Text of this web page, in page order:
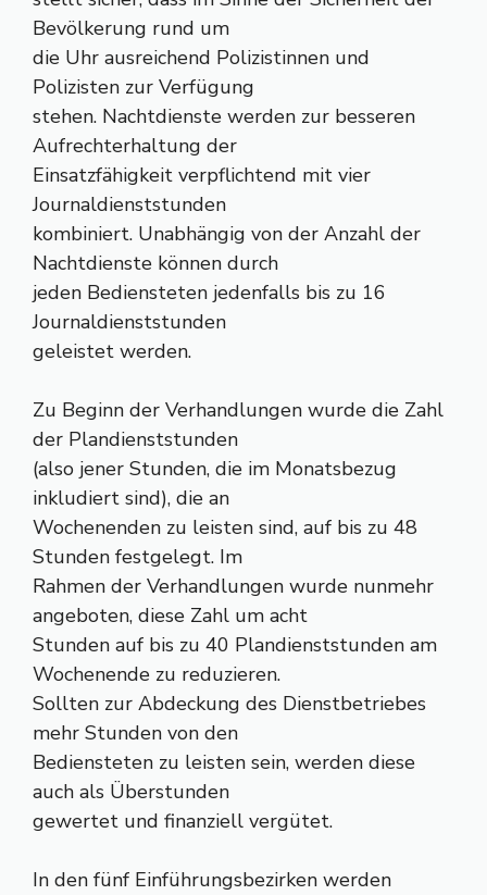
Bevölkerung rund um
die Uhr ausreichend Polizistinnen und
Polizisten zur Verfügung
stehen. Nachtdienste werden zur besseren
Aufrechterhaltung der
Einsatzfähigkeit verpflichtend mit vier
Journaldienststunden
kombiniert. Unabhängig von der Anzahl der
Nachtdienste können durch
jeden Bediensteten jedenfalls bis zu 16
Journaldienststunden
geleistet werden.
Zu Beginn der Verhandlungen wurde die Zahl
der Plandienststunden
(also jener Stunden, die im Monatsbezug
inkludiert sind), die an
Wochenenden zu leisten sind, auf bis zu 48
Stunden festgelegt. Im
Rahmen der Verhandlungen wurde nunmehr
angeboten, diese Zahl um acht
Stunden auf bis zu 40 Plandienststunden am
Wochenende zu reduzieren.
Sollten zur Abdeckung des Dienstbetriebes
mehr Stunden von den
Bediensteten zu leisten sein, werden diese
auch als Überstunden
gewertet und finanziell vergütet.
In den fünf Einführungsbezirken werden